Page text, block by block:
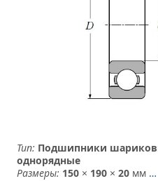
Тип: Подшипники
однорядные
Размеры: 150 × 190 ×20 мм …